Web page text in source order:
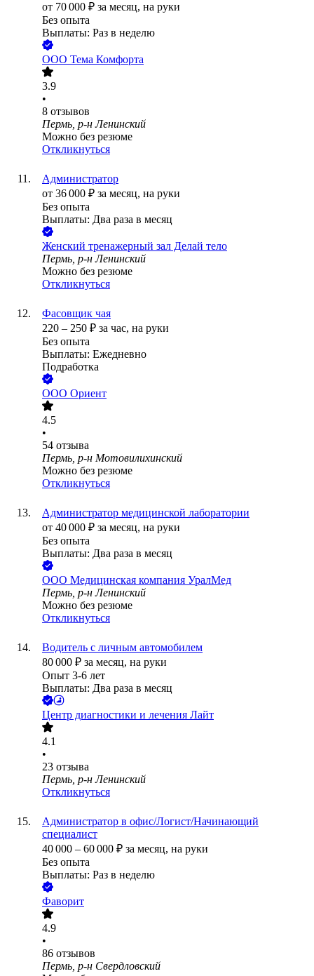
от 70 000 ₽ за месяц, на руки
Без опыта
Выплаты: Раз в неделю
ООО Тема Комфорта
3.9
•
8 отзывов
Пермь, р-н Ленинский
Можно без резюме
Откликнуться
Администратор
от 36 000 ₽ за месяц, на руки
Без опыта
Выплаты: Два раза в месяц
Женский тренажерный зал Делай тело
Пермь, р-н Ленинский
Можно без резюме
Откликнуться
Фасовщик чая
220 – 250 ₽ за час, на руки
Без опыта
Выплаты: Ежедневно
Подработка
ООО Ориент
4.5
•
54 отзыва
Пермь, р-н Мотовилихинский
Можно без резюме
Откликнуться
Администратор медицинской лаборатории
от 40 000 ₽ за месяц, на руки
Без опыта
Выплаты: Два раза в месяц
ООО Медицинская компания УралМед
Пермь, р-н Ленинский
Можно без резюме
Откликнуться
Водитель с личным автомобилем
80 000 ₽ за месяц, на руки
Опыт 3-6 лет
Выплаты: Два раза в месяц
Центр диагностики и лечения Лайт
4.1
•
23 отзыва
Пермь, р-н Ленинский
Откликнуться
Администратор в офис/Логист/Начинающий
специалист
40 000 – 60 000 ₽ за месяц, на руки
Без опыта
Выплаты: Раз в неделю
Фаворит
4.9
•
86 отзывов
Пермь, р-н Свердловский